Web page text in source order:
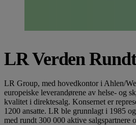
LR Verden Rundt
LR Group, med hovedkontor i Ahlen/
europeiske leverandørene av helse- og
kvalitet i direktesalg. Konsernet er
1200 ansatte. LR ble grunnlagt i 1985
med rundt 300 000 aktive salgspartnere